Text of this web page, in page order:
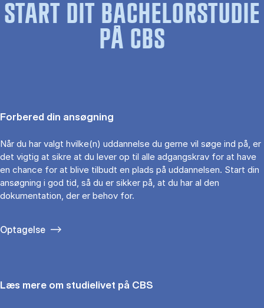
START DIT BACHELORSTUDIE
PÅ CBS
Forbered din ansøgning
Når du har valgt hvilke(n) uddannelse du gerne vil søge ind på, er
det vigtig at sikre at du lever op til alle adgangskrav for at have
en chance for at blive tilbudt en plads på uddannelsen. Start din
ansøgning i god tid, så du er sikker på, at du har al den
dokumentation, der er behov for.
Optagelse
Læs mere om studielivet på CBS